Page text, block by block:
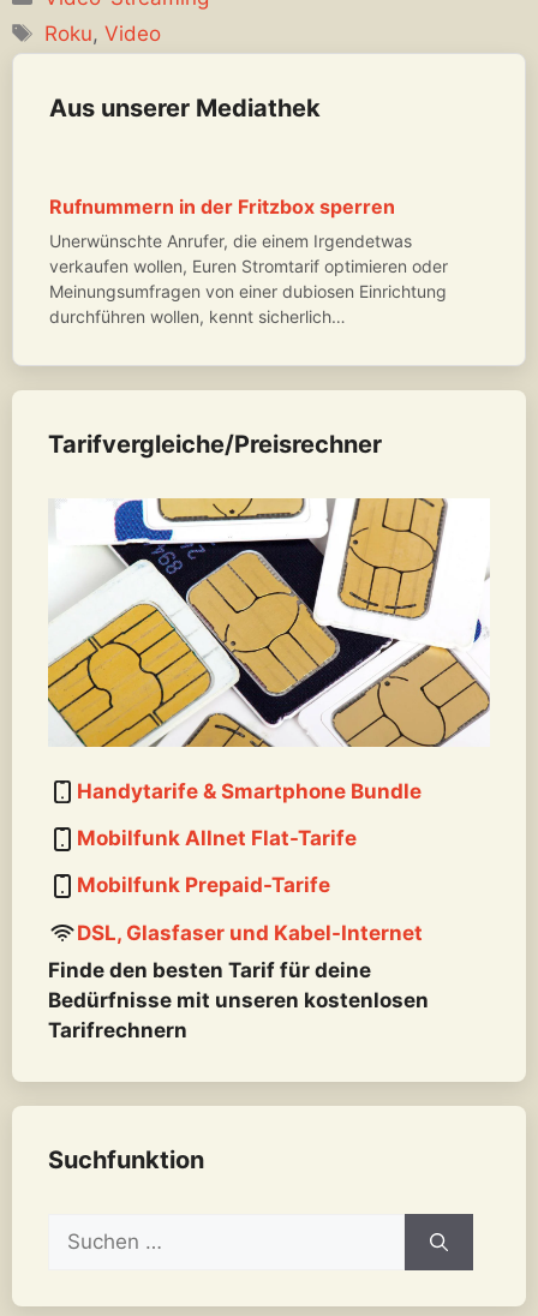
Schlagwörter
Roku,Video
Aus unserer Mediathek
Rufnummern in der Fritzbox sperren
Unerwünschte Anrufer, die einem Irgendetwas
verkaufen wollen, Euren Stromtarif optimieren oder
Meinungsumfragen von einer dubiosen Einrichtung
durchführen wollen, kennt sicherlich…
Tarifvergleiche/Preisrechner
Handytarife & Smartphone Bundle
Mobilfunk Allnet Flat-Tarife
Mobilfunk Prepaid-Tarife
DSL, Glasfaser und Kabel-Internet
Finde den besten Tarif für deine
Bedürfnisse mit unseren kostenlosen
Tarifrechnern
Suchfunktion
Suchen
nach: